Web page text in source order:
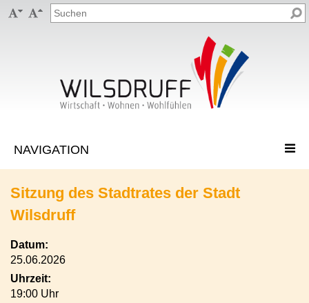
 
Sitzung des Stadtrates der Stadt
Wilsdruff
Datum:
25.06.2026
Uhrzeit:
19:00 Uhr